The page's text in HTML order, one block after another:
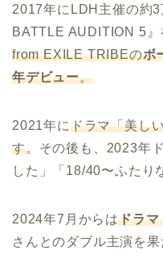
2017年にLDH主催の約
BATTLE AUDITION 5
from EXILE TRIBEのボ
年デビュー。
2021年にドラマ「美し
す。その後も、2023年
した」「18/40〜ふたり
2024年7月からはドラマ
さんとのダブル主演を果